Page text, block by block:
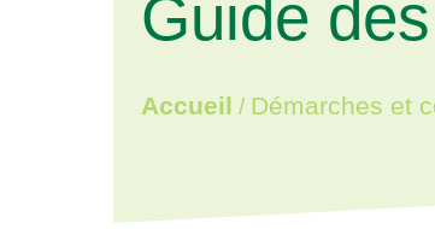
Guide
Accueil / Démarches et